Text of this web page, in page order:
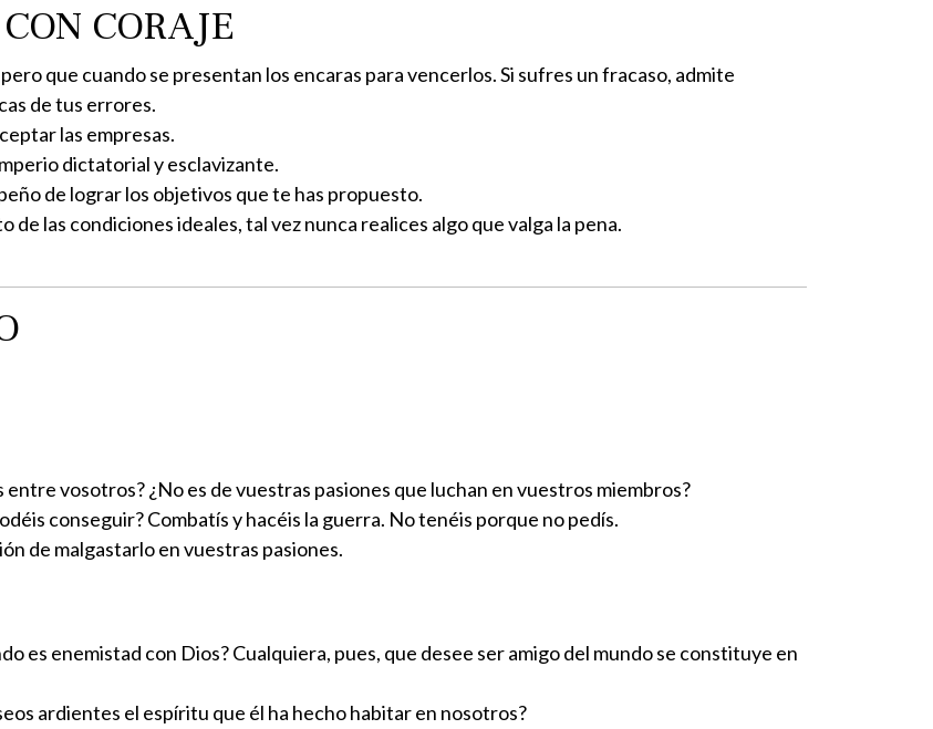
CORAJE
que cuando se presentan los encaras para vencerlos. Si sufres un fracaso, admite
de tus errores.
las empresas.
dictatorial y esclavizante.
de lograr los objetivos que te has propuesto.
las condiciones ideales, tal vez nunca realices algo que valga la pena.
vosotros? ¿No es de vuestras pasiones que luchan en vuestros miembros?
conseguir? Combatís y hacéis la guerra. No tenéis porque no pedís.
de malgastarlo en vuestras pasiones.
es enemistad con Dios? Cualquiera, pues, que desee ser amigo del mundo se constituye en
ardientes el espíritu que él ha hecho habitar en nosotros?